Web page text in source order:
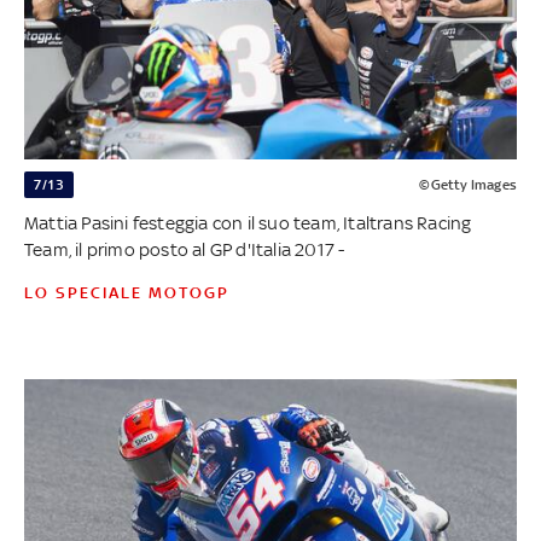
7/13 ©Getty Images
Mattia Pasini festeggia con il suo team, Italtrans Racing
Team, il primo posto al GP d'Italia 2017 -
LO SPECIALE MOTOGP